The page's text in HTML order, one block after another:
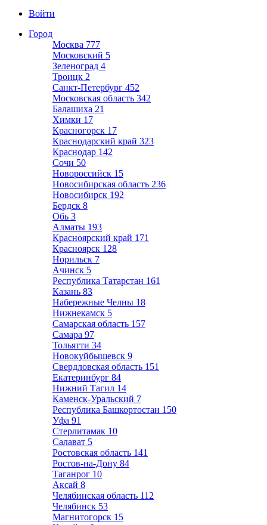
Войти
Город
Москва 777
Московский 5
Зеленоград 4
Троицк 2
Санкт-Петербург 452
Московская область 342
Балашиха 21
Химки 17
Красногорск 17
Краснодарский край 323
Краснодар 142
Сочи 50
Новороссийск 15
Новосибирская область 236
Новосибирск 192
Бердск 8
Обь 3
Алматы 193
Красноярский край 171
Красноярск 128
Норильск 7
Ачинск 5
Республика Татарстан 161
Казань 83
Набережные Челны 18
Нижнекамск 5
Самарская область 157
Самара 97
Тольятти 34
Новокуйбышевск 9
Свердловская область 151
Екатеринбург 84
Нижний Тагил 14
Каменск-Уральский 7
Республика Башкортостан 150
Уфа 91
Стерлитамак 10
Салават 5
Ростовская область 141
Ростов-на-Дону 84
Таганрог 10
Аксай 8
Челябинская область 112
Челябинск 53
Магнитогорск 15